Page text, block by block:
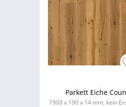
Parkett Eiche
1900 x 190 x 14 mm, kein